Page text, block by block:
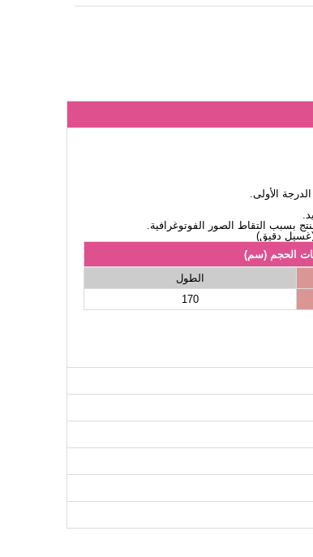
الأولى.
بسبب التقاط الصور الفوتوغرافية.
الحجم (سم)
الطول
170